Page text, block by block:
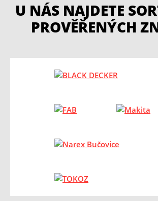
U NÁS NAJDETE
PROVĚŘENÝCH